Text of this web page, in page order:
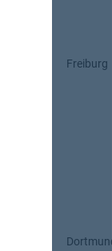
Freiburg
Dortmund